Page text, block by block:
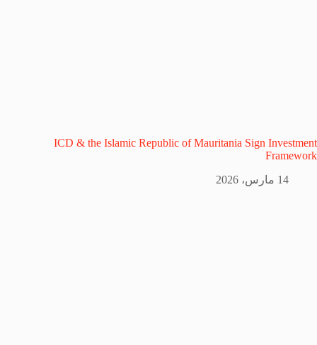
ICD & the Islamic Republic of Mauritania Sign Investment
Framework
14 مارس، 2026